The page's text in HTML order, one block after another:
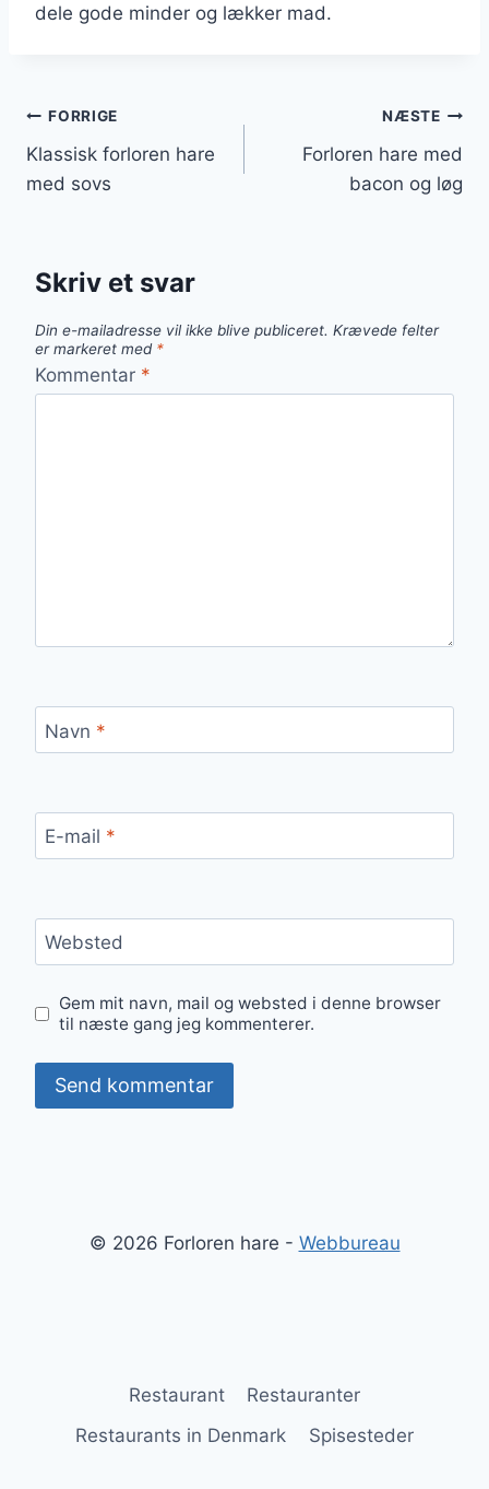
dele gode minder og lækker mad.
Indlægsnavigation
FORRIGE
Klassisk forloren hare
med sovs
NÆSTE
Forloren hare med
bacon og løg
Skriv et svar
Din e-mailadresse vil ikke blive publiceret. Krævede felter
er markeret med *
Kommentar *
Navn *
E-mail *
Websted
Gem mit navn, mail og websted i denne browser
til næste gang jeg kommenterer.
© 2026 Forloren hare - Webbureau
Restaurant
Restauranter
Restaurants in Denmark
Spisesteder